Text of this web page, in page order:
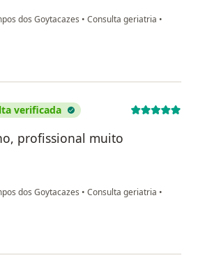
dos Goytacazes • Consulta geriatria •
verificada
profissional muito
dos Goytacazes • Consulta geriatria •